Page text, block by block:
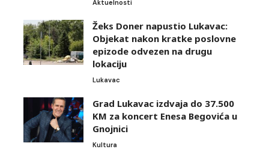
Aktuelnosti
Žeks Doner napustio Lukavac:
Objekat nakon kratke poslovne
epizode odvezen na drugu
lokaciju
Lukavac
Grad Lukavac izdvaja do 37.500
KM za koncert Enesa Begovića u
Gnojnici
Kultura